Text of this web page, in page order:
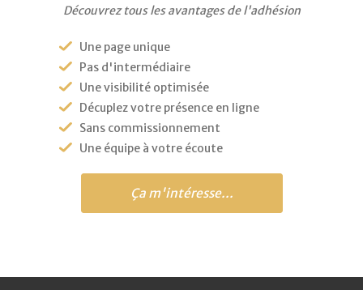
Découvrez tous les avantages de l'adhésion
Une page unique
Pas d'intermédiaire
Une visibilité optimisée
Décuplez votre présence en ligne
Sans commissionnement
Une équipe à votre écoute
Ça m'intéresse...